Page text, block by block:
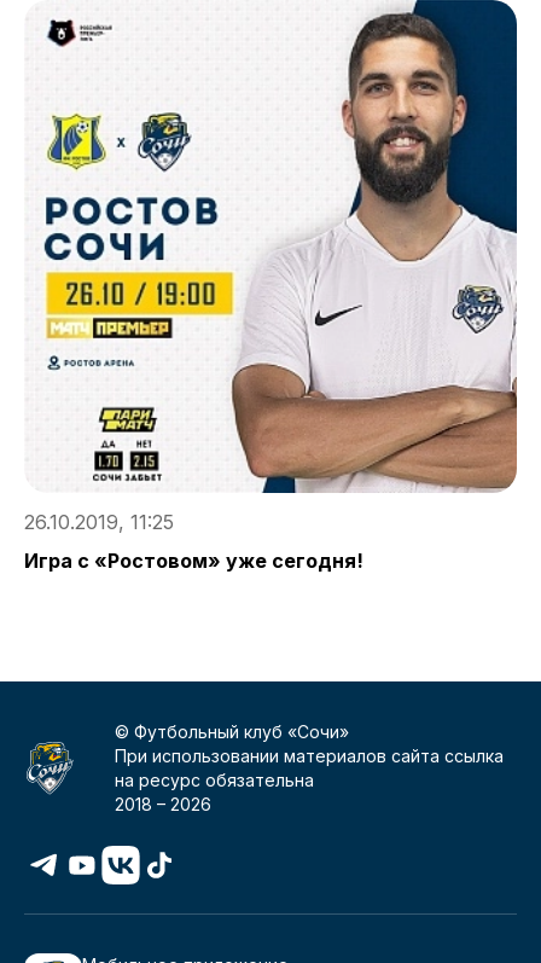
26.10.2019, 11:25
Игра с «Ростовом» уже сегодня!
© Футбольный клуб «Сочи»
При использовании материалов сайта ссылка
на ресурс обязательна
2018 –2026